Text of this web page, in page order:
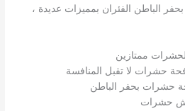
الباطن الفئران بمميزات عديدة ،
ممتازين
حشرات لا تقبل المنافسة
حشرات بحفر الباطن
حشرات